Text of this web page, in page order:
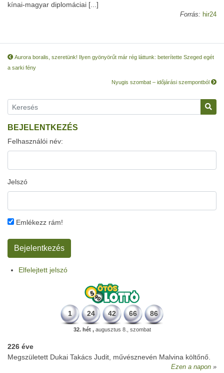
kínai-magyar diplomáciai [...]
Forrás: hir24
Aurora boralis, szeretünk! Ilyen gyönyörűt már rég láttunk: beterítette Szeged egét
a sarki fény
Nyugis szombat – időjárási szempontból
BEJELENTKEZÉS
Felhasználói név:
Jelszó
Emlékezz rám!
Elfelejtett jelszó
1 24 42 66 86
32. hét ,augusztus 8., szombat
226 éve
Megszületett Dukai Takács Judit, művésznevén Malvina költőnő.
Ezen a napon